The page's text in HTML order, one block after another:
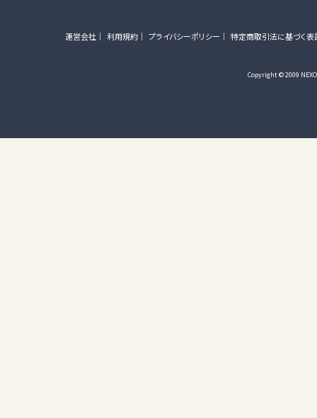
運営会社 利用規約 プライバシーポリシー 特定商取引法に基づく表
Copyright © 2009